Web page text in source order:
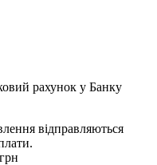
рахунок у Банку
відправляються